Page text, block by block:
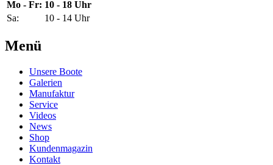
Mo - Fr: 10 - 18 Uhr
Sa:
10 - 14 Uhr
Menü
Unsere Boote
Galerien
Manufaktur
Service
Videos
News
Shop
Kundenmagazin
Kontakt